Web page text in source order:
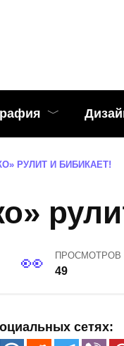
РУЛИТ И БИБИКАЕТ!
ПРОСМОТРОВ
49
сетях: